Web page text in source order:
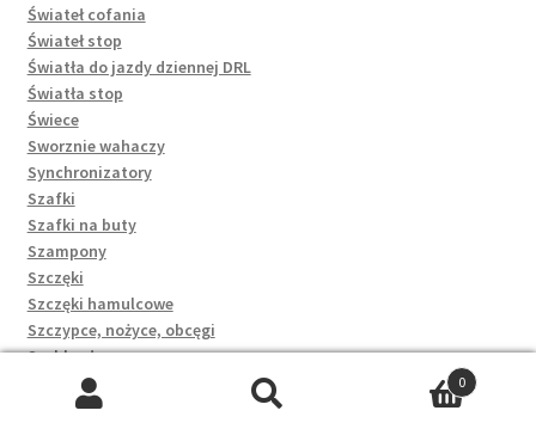
Świateł cofania
Świateł stop
Światła do jazdy dziennej DRL
Światła stop
Świece
Sworznie wahaczy
Synchronizatory
Szafki
Szafki na buty
Szampony
Szczęki
Szczęki hamulcowe
Szczypce, nożyce, obcęgi
Szybkozłącza
T-shirty
0